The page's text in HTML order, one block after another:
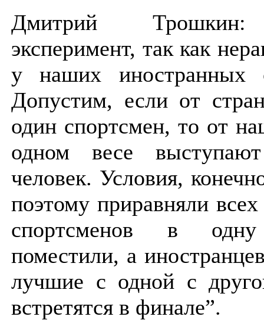
Дмитрий Трошкин:
эксперимент, так как
у наших иностранных
Допустим, если от
один спортсмен, то от
одном весе
человек. Условия,
поэтому приравняли
спортсменов в одну
поместили, а
лучшие с одной с
встретятся в финале”.